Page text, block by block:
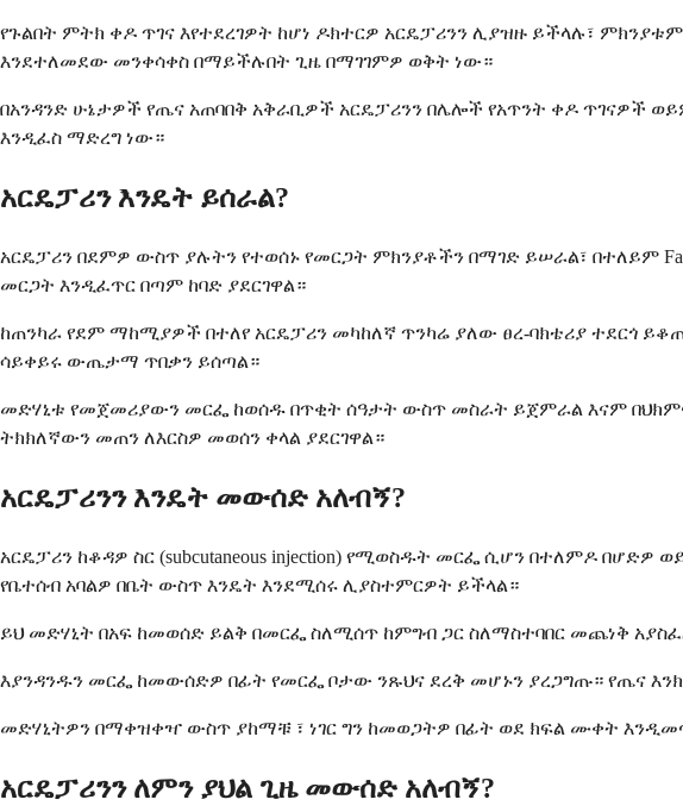
የጉልበት ምትክ ቀዶ ጥገና እየተደረገዎት ከሆነ ዶክተርዎ አርዴፓሪንን ሊያዝዙ ይችላሉ፣
እንደተለመደው መንቀሳቀስ በማይችሉበት ጊዜ በማገገምዎ ወቅት ነው።
በአንዳንድ ሁኔታዎች የጤና አጠባበቅ አቅራቢዎች አርዴፓሪንን በሌሎች የአጥንት ቀዶ ጥገናዎች
እንዲፈስ ማድረግ ነው።
አርዴፓሪን እንዴት ይሰራል?
አርዴፓሪን በደምዎ ውስጥ ያሉትን የተወሰኑ የመርጋት ምክንያቶችን በማገድ ይሠራል፣ በተለይም
መርጋት እንዲፈጥር በጣም ከባድ ያደርገዋል።
ከጠንካራ የደም ማከሚያዎች በተለየ አርዴፓሪን መካከለኛ ጥንካሬ ያለው ፀረ-ባክቴሪያ ተደርጎ
ሳይቀይሩ ውጤታማ ጥበቃን ይሰጣል።
መድሃኒቱ የመጀመሪያውን መርፌ ከወሰዱ በጥቂት ሰዓታት ውስጥ መስራት ይጀምራል እናም
ትክክለኛውን መጠን ለእርስዎ መወሰን ቀላል ያደርገዋል።
አርዴፓሪንን እንዴት መውሰድ አለብኝ?
አርዴፓሪን ከቆዳዎ ስር (subcutaneous injection) የሚወስዱት መርፌ ሲሆን በተለምዶ
የቤተሰብ አባልዎ በቤት ውስጥ እንዴት እንደሚሰሩ ሊያስተምርዎት ይችላል።
ይህ መድሃኒት በአፍ ከመወሰድ ይልቅ በመርፌ ስለሚሰጥ ከምግብ ጋር ስለማስተባበር መጨነቅ
እያንዳንዱን መርፌ ከመውሰድዎ በፊት የመርፌ ቦታው ንጹህና ደረቅ መሆኑን ያረጋግጡ። የጤና
መድሃኒትዎን በማቀዝቀዣ ውስጥ ያከማቹ ፣ ነገር ግን ከመወጋትዎ በፊት ወደ ክፍል ሙቀት
አርዴፓሪንን ለምን ያህል ጊዜ መውሰድ አለብኝ?